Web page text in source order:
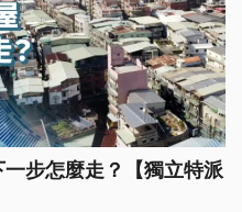
步怎麼走？【獨立特派